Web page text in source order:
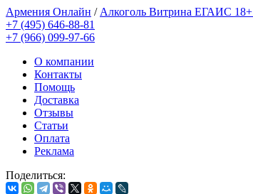
Армения Онлайн / Алкоголь Витрина ЕГАИС 18+
+7 (495) 646-88-81
+7 (966) 099-97-66
О компании
Контакты
Помощь
Доставка
Отзывы
Статьи
Оплата
Реклама
Поделиться: